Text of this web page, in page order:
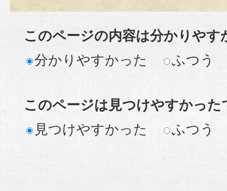
このページの内容は分かりやす
分かりやすかった
ふつう
このページは見つけやすかった
見つけやすかった
ふつう